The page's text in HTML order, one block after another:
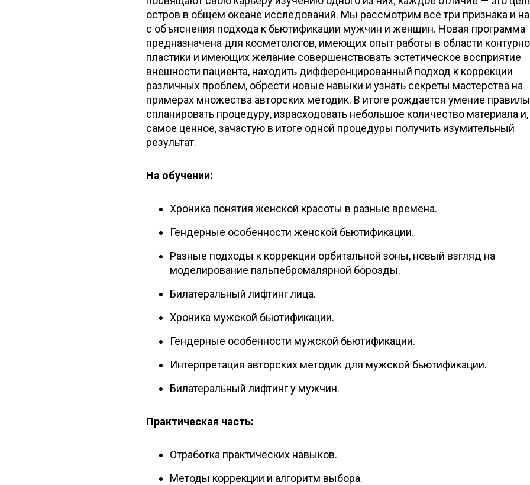
остров в общем океане исследований. Мы рассмотрим все три признака и
с объяснения подхода к бьютификации мужчин и женщин. Новая программа
предназначена для косметологов, имеющих опыт работы в области
пластики и имеющих желание совершенствовать эстетическое восприятие
внешности пациента, находить дифференцированный подход к коррекции
различных проблем, обрести новые навыки и узнать секреты мастерства на
примерах множества авторских методик. В итоге рождается умение
спланировать процедуру, израсходовать небольшое количество материала и,
самое ценное, зачастую в итоге одной процедуры получить изумительный
результат.
На обучении:
Хроника понятия женской красоты в разные времена.
Гендерные особенности женской бьютификации.
Разные подходы к коррекции орбитальной зоны, новый взгляд на
моделирование пальпебромалярной борозды.
Билатеральный лифтинг лица.
Хроника мужской бьютификации.
Гендерные особенности мужской бьютификации.
Интерпретация авторских методик для мужской бьютификации.
Билатеральный лифтинг у мужчин.
Практическая часть:
Отработка практических навыков.
Методы коррекции и алгоритм выбора.